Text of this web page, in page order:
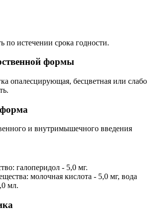
по истечении срока годности.
формы
опалесцирующая, бесцветная или слабо
и внутримышечного введения
галоперидол - 5,0 мг.
молочная кислота - 5,0 мг, вода
мл.